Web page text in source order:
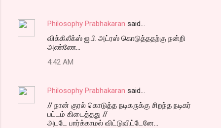
Philosophy Prabhakaran said…
விக்கிலீக்ஸ் ஐ.பி அட்ரஸ் கொடுத்ததற்கு நன்றி
அண்ணே...
4:42 AM
Philosophy Prabhakaran said…
// நான் குரல் கொடுத்த நடிகருக்கு சிறந்த நடிகர்
பட்டம் கிடைத்தது //
அடடே பார்க்காமல் விட்டுவிட்டேனே...